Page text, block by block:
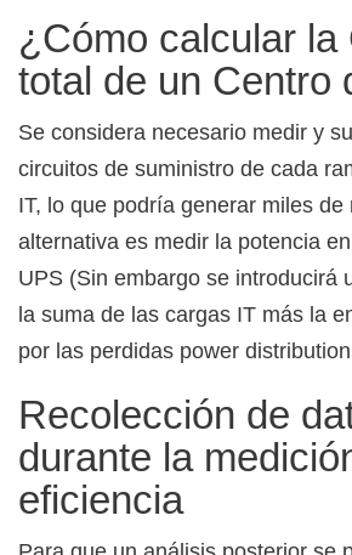
¿Cómo calcular la
total de un Centro
Se considera necesario medir y
circuitos de suministro de cada
IT, lo que podría generar miles
alternativa es medir la potencia
UPS (Sin embargo se introducirá
la suma de las cargas IT más la
por las perdidas power
Recolección de
durante la
eficiencia